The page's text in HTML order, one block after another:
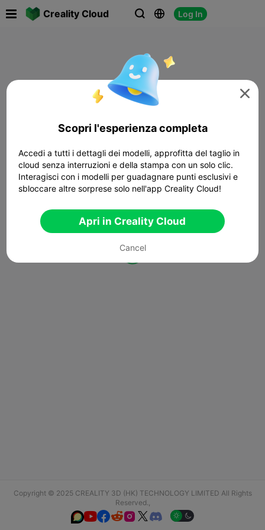
Creality Cloud   Log In
Copyright © 2025 CREALITY 3D (HK) TECHNOLOGY LIMITED All Rights
Reserved.,
  

Scopri l'esperienza completa
Accedi a tutti i dettagli dei modelli, approfitta del taglio in
cloud senza interruzioni e della stampa con un solo clic.
Interagisci con i modelli per guadagnare punti esclusivi e
sbloccare altre sorprese solo nell'app Creality Cloud!
Apri in Creality Cloud
Cancel